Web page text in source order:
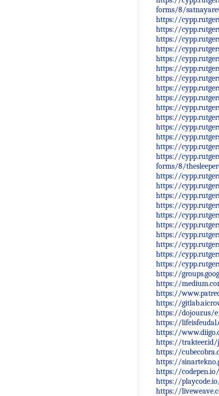
forms/8/
https://
https://
https://
https://
https://
https://
https://
https://
https://
https://
https://
https://
https://
https://
https://
forms/8/
https://
https://
https://
https://
https://
https://
https://
https://
https://
https://
https://
https://
https://
https://
https://dojour.us/
https://
https://
https://trakteer.id/
https://
https://
https://
https://
https://